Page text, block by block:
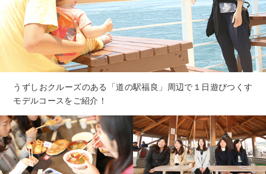
うずしおクルーズのある「道の駅福良」周辺で１日遊びつくす
モデルコースをご紹介！